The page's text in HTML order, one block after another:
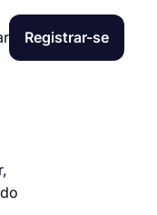
Registrar-se